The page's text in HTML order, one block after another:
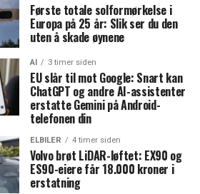
Første totale solformørkelse i
Europa på 25 år: Slik ser du den
uten å skade øynene
AI 3 timer siden
EU slår til mot Google: Snart kan
ChatGPT og andre AI-assistenter
erstatte Gemini på Android-
telefonen din
ELBILER 4 timer siden
Volvo brøt LiDAR-løftet: EX90 og
ES90-eiere får 18.000 kroner i
erstatning